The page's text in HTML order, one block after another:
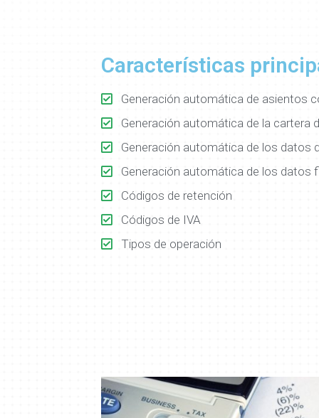
Características
Generación automática de asientos
Generación automática de la
Generación automática de los datos
Generación automática de los datos
Códigos de retención
Códigos de IVA
Tipos de operación